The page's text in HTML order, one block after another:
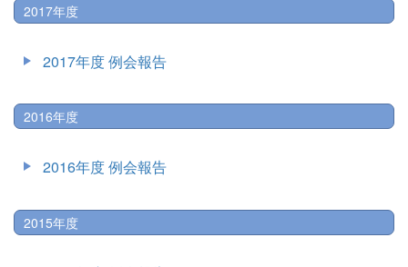
2017年度
2017年度 例会報告
2016年度
2016年度 例会報告
2015年度